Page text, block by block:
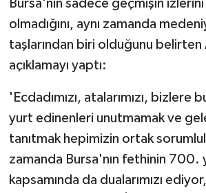
Bursa'nın sadece geçmişin
olmadığını, aynı zamanda
taşlarından biri olduğunu belirten
açıklamayı yaptı:
'Ecdadımızı, atalarımızı, bizlere
yurt edinenleri unutmamak ve
tanıtmak hepimizin ortak
zamanda Bursa'nın fethinin 700.
kapsamında da dualarımızı ediyor,